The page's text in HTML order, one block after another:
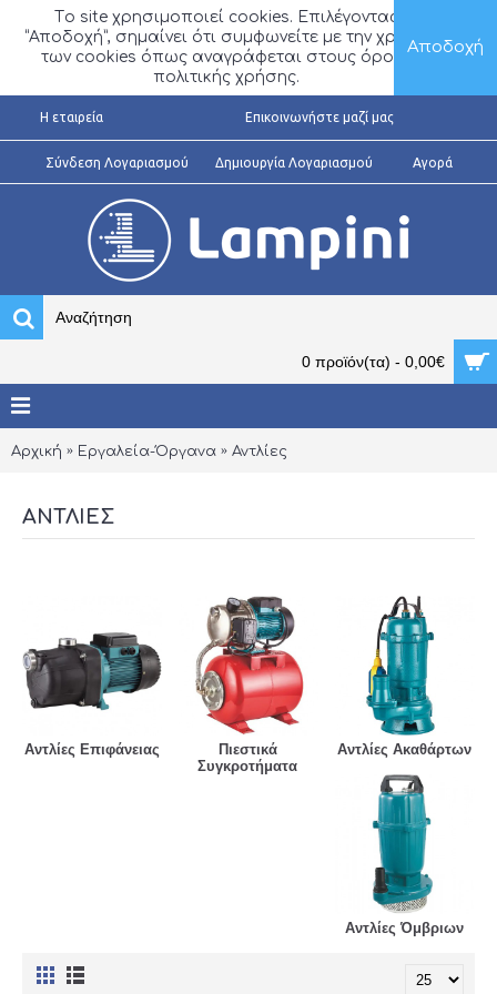
Τo site χρησιμοποιεί cookies. Επιλέγοντας
“Αποδοχή”, σημαίνει ότι συμφωνείτε με την χρήση
των cookies όπως αναγράφεται στους όρους
πολιτικής χρήσης.
Αποδοχή
H εταιρεία Επικοινωνήστε μαζί μας
Σύνδεση Λογαριασμού Δημιουργία Λογαριασμού Αγορά
0 προϊόν(τα) - 0,00€
Αρχική Εργαλεία-Όργανα Αντλίες
ΑΝΤΛΊΕΣ
Αντλίες Επιφάνειας
Πιεστικά
Συγκροτήματα
Αντλίες Ακαθάρτων
Αντλίες Όμβριων